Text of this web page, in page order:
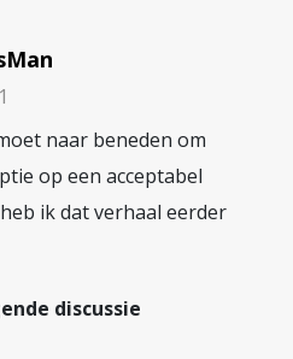
naar beneden om
op een acceptabel
ik dat verhaal eerder
discussie